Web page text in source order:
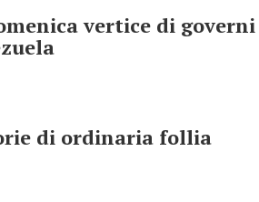
vertice di
di ordinaria follia